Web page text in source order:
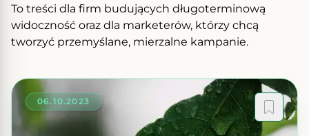
To treści dla firm budujących długoterminową
widoczność oraz dla marketerów, którzy chcą
tworzyć przemyślane, mierzalne kampanie.
06.10.2023